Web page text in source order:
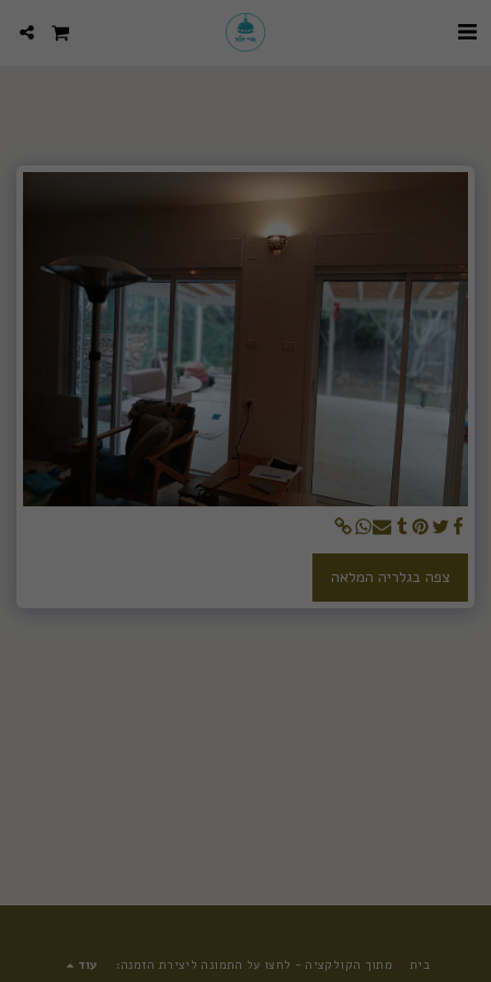
צפה בגלריה המלאה
בית מתוך הקולקציה - לחצו על התמונה ליצירת הזמנה: עוד